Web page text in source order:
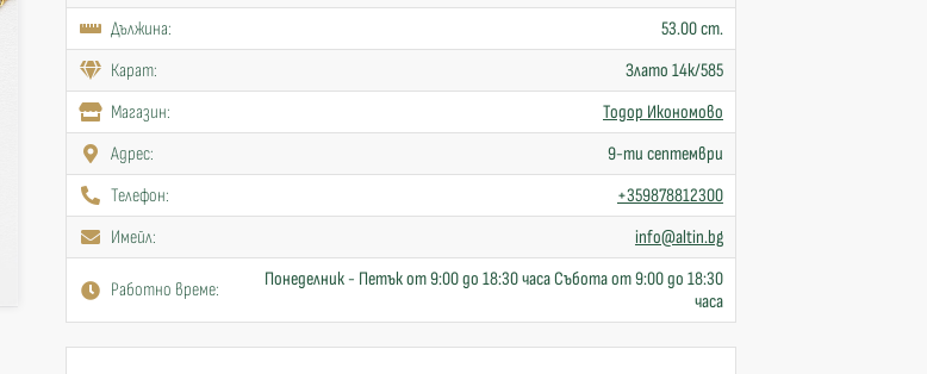
Дължина:
53.00 cm.
Карат:
Злато 14к/585
Mагазин:
Тодор Икономово
Адрес:
9-ти септември
Телефон:
+359878812300
Имейл:
info@altin.bg
Работно време:
Понеделник - Петък от 9:00 до 18:30 часа Събота от 9:00 до 18:30
часа